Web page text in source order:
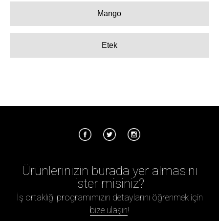
Mango
Etek
Ürünlerinizin burada yer almasını
ister misiniz?
İş ortaklığı programımızın detaylarını öğrenmek için
bize ulaşın!